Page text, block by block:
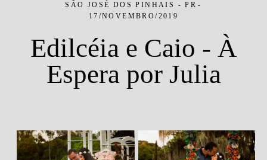
SÃO JOSÉ DOS PINHAIS - PR
17/NOVEMBRO/2019
Edilcéia e Caio - À
Espera por Julia